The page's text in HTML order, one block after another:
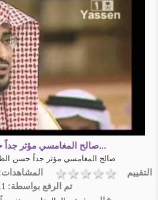
صالح المغامسي مؤثر جداً حسن الظن بالله...
صالح المغامسي مؤثر جداً حسن الظن
التقييم
تم الرفع بواسطة: